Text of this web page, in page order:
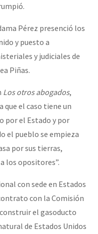
(Las poblaciones y
de Resistencia y
Pérez presenció los
y puesto a
y judiciales de
Piñas.
Los otros abogados,
que el caso tiene un
por el Estado y por
el pueblo se empieza
por sus tierras,
los opositores”.
con sede en Estados
con la Comisión
el gasoducto
de Estados Unidos